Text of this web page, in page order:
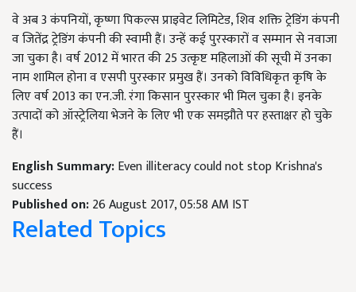
वे अब 3 कंपनियों, कृष्णा पिकल्स प्राइवेट लिमिटेड, शिव शक्ति ट्रेडिंग कंपनी
व जितेंद्र ट्रेडिंग कंपनी की स्वामी हैं। उन्हें कई पुरस्कारों व सम्मान से नवाजा
जा चुका है। वर्ष 2012 में भारत की 25 उत्कृष्ट महिलाओं की सूची में उनका
नाम शामिल होना व एसपी पुरस्कार प्रमुख हैं। उनको विविधिकृत कृषि के
लिए वर्ष 2013 का एन.जी. रंगा किसान पुरस्कार भी मिल चुका है। इनके
उत्पादों को ऑस्ट्रेलिया भेजने के लिए भी एक समझौते पर हस्ताक्षर हो चुके
हैं।
English Summary:Even illiteracy could not stop Krishna's
success
Published on:26 August 2017, 05:58 AM IST
Related Topics